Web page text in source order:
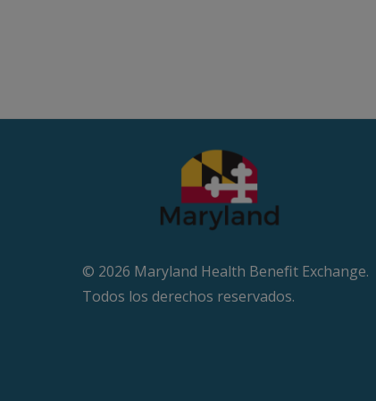
© 2026 Maryland Health Beneﬁt Exchange.
Todos los derechos reservados.